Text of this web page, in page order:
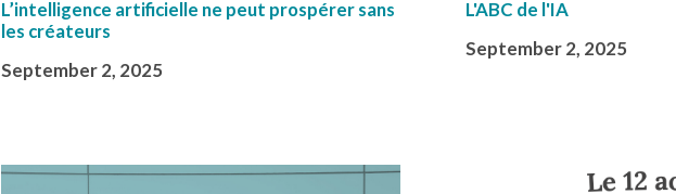
L’intelligence artificielle ne peut prospérer sans
les créateurs
September 2, 2025
L'ABC de l'IA
September 2, 2025